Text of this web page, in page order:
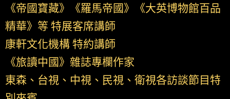
《帝國寶藏》《羅馬帝國》《大英博物館百品
精華》等 特展客席講師
康軒文化機構 特約講師
《旅讀中國》雜誌專欄作家
東森、台視、中視、民視、衛視各訪談節目特